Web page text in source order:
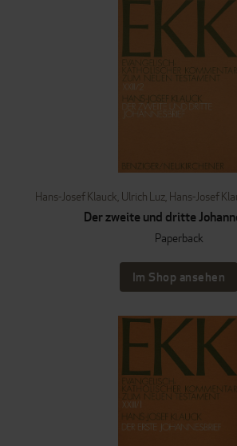
Hans-Josef Klauck, Ulrich Luz, Hans-Josef
Der zweite und dritte
Paperback
Im Shop ansehen